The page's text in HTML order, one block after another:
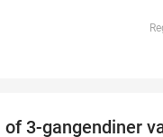
3-gangendiner